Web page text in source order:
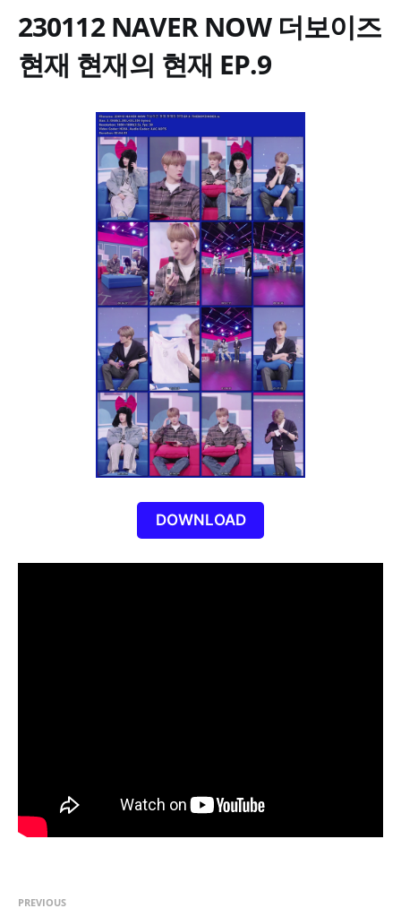
230112 NAVER NOW 더보이즈
현재 현재의 현재 EP.9
DOWNLOAD
PREVIOUS